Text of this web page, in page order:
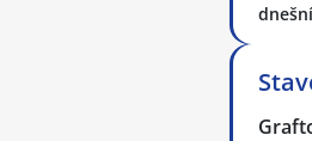
dnešní